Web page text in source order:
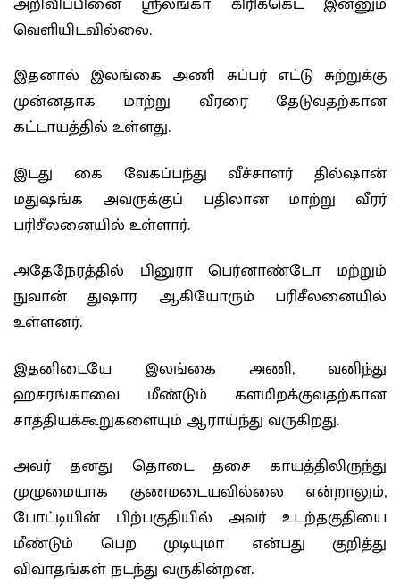
வெளியிடவில்லை.
இதனால் இலங்கை அணி சுப்பர் எட்டு சுற்றுக்கு
முன்னதாக மாற்று வீரரை தேடுவதற்கான
கட்டாயத்தில் உள்ளது.
இடது கை வேகப்பந்து வீச்சாளர் தில்ஷான்
மதுஷங்க அவருக்குப் பதிலான மாற்று வீரர்
பரிசீலனையில் உள்ளார்.
அதேநேரத்தில் பினுரா பெர்னாண்டோ மற்றும்
நுவான் துஷார ஆகியோரும் பரிசீலனையில்
உள்ளனர்.
இதனிடையே இலங்கை அணி, வனிந்து
ஹசரங்காவை மீண்டும் களமிறக்குவதற்கான
சாத்தியக்கூறுகளையும் ஆராய்ந்து வருகிறது.
அவர் தனது தொடை தசை காயத்திலிருந்து
முழுமையாக குணமடையவில்லை என்றாலும்,
போட்டியின் பிற்பகுதியில் அவர் உடற்தகுதியை
மீண்டும் பெற முடியுமா என்பது குறித்து
விவாதங்கள் நடந்து வருகின்றன.